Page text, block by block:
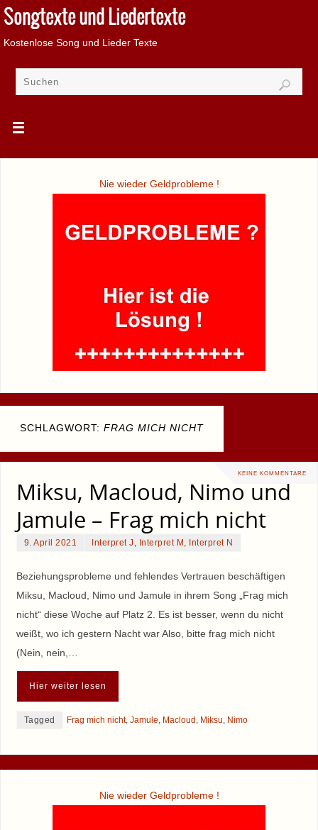
Songtexte und Liedertexte
Kostenlose Song und Lieder Texte
Nie wieder Geldprobleme !
SCHLAGWORT: FRAG MICH NICHT
KEINE KOMMENTARE
Miksu, Macloud, Nimo und
Jamule – Frag mich nicht
9. April 2021 Interpret J Interpret M Interpret N
Beziehungsprobleme und fehlendes Vertrauen beschäftigen
Miksu, Macloud, Nimo und Jamule in ihrem Song „Frag mich
nicht“ diese Woche auf Platz 2. Es ist besser, wenn du nicht
weißt, wo ich gestern Nacht war Also, bitte frag mich nicht
(Nein, nein,…
Hier weiter lesen
Tagged Frag mich nicht, Jamule, Macloud , Miksu, Nimo
Nie wieder Geldprobleme !